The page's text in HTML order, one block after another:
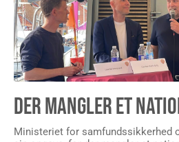
DER MANGLER ET
Ministeriet for samfundssikkerhed